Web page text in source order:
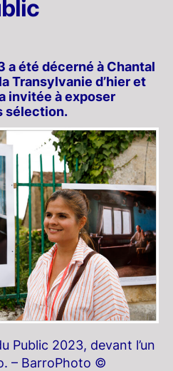
a été décerné à Chantal
Transylvanie d’hier et
invitée à exposer
sélection.
Public 2023, devant l’un
– BarroPhoto ©